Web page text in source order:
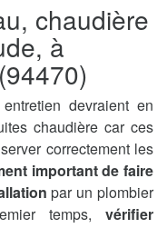
chaudière
à
devraient en
chaudière car ces
correctement les
important de faire
par un plombier
temps, vérifier